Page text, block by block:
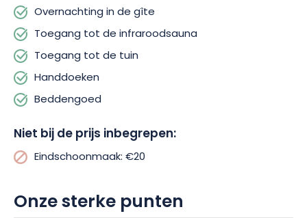
Overnachting in de gîte
Toegang tot de infraroodsauna
Toegang tot de tuin
Handdoeken
Beddengoed
Niet bij de prijs inbegrepen:
Eindschoonmaak: €20
Onze sterke punten